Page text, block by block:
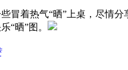
冒着热气“晒”上桌，尽情
“晒”图。